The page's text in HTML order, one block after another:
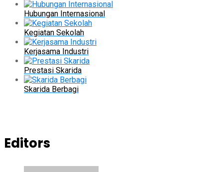
Hubungan Internasional
Kegiatan Sekolah
Kerjasama Industri
Prestasi Skarida
Skarida Berbagi
Editors